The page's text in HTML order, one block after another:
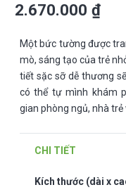
2.670.000 ₫
Một bức tường được
mò, sáng tạo của trẻ
tiết sặc sỡ dễ thương
có thể tự mình khám
gian phòng ngủ, nhà
CHI TIẾT
Kích thước (dài x